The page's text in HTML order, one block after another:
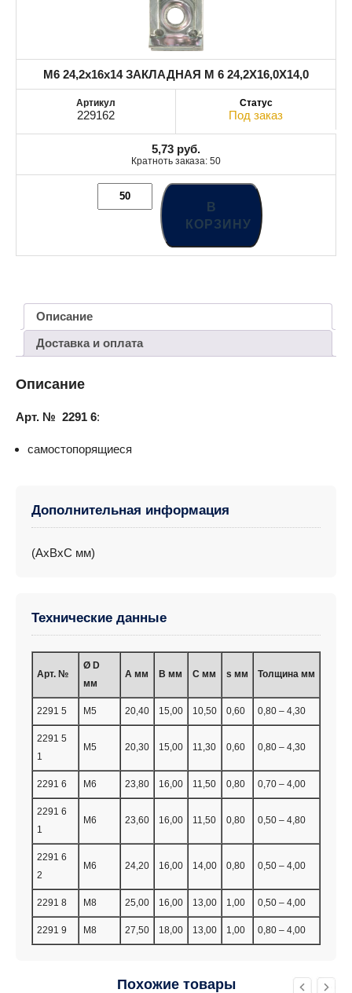
M6 24,2x16x14 ЗАКЛАДНАЯ M 6 24,2X16,0X14,0
229162 Под заказ
5,73 руб.
Кратноть заказа: 50
В
КОРЗИНУ
Описание
Доставка и оплата
Описание
Арт. № 2291 6:
самостопорящиeся
Дополнительная информация
(AxBxC мм)
Технические данные
Арт. №
Ø D
мм
A мм B мм C мм s мм Толщина мм
2291 5 M5 20,40 15,00 10,50 0,60 0,80 – 4,30
2291 5
1
M5 20,30 15,00 11,30 0,60 0,80 – 4,30
2291 6 M6 23,80 16,00 11,50 0,80 0,70 – 4,00
2291 6
1
M6 23,60 16,00 11,50 0,80 0,50 – 4,80
2291 6
2
M6 24,20 16,00 14,00 0,80 0,50 – 4,00
2291 8 M8 25,00 16,00 13,00 1,00 0,50 – 4,00
2291 9 M8 27,50 18,00 13,00 1,00 0,80 – 4,00
Похожие товары